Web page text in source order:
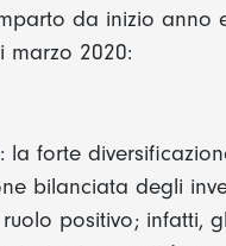
da inizio anno
marzo 2020:
: la forte
bilanciata degli
positivo; infatti,